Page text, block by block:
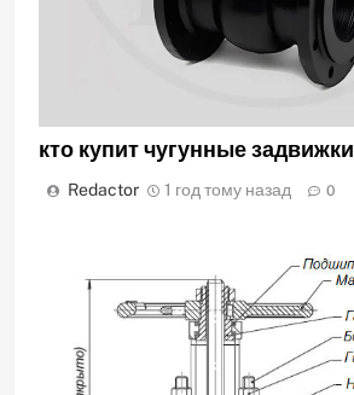
кто купит чугунные задвижки
Redactor 1 год тому назад 0